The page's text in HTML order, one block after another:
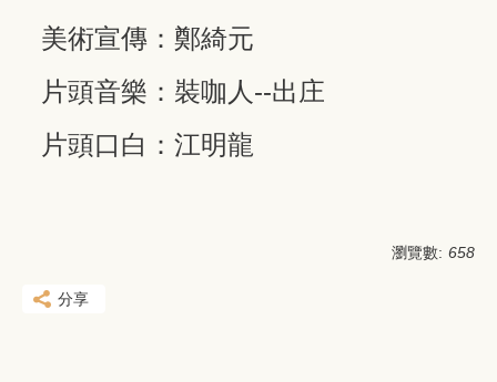
美術宣傳：鄭綺元
片頭音樂：裝咖人--出庄
片頭口白：江明龍
瀏覽數: 658
分享